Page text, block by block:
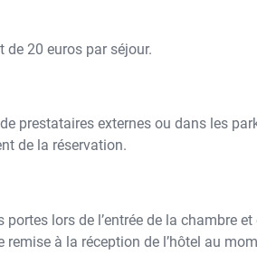
20 euros par séjour.
prestataires externes ou dans les
de la réservation.
lors de l’entrée de la chambre
remise à la réception de l’hôtel au